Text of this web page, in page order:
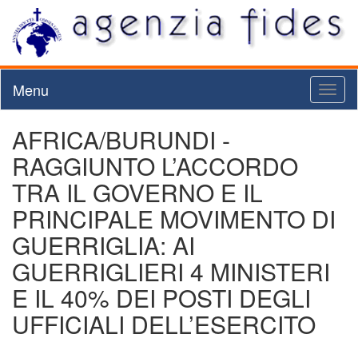
Menu
AFRICA/BURUNDI -
RAGGIUNTO L’ACCORDO
TRA IL GOVERNO E IL
PRINCIPALE MOVIMENTO DI
GUERRIGLIA: AI
GUERRIGLIERI 4 MINISTERI
E IL 40% DEI POSTI DEGLI
UFFICIALI DELL’ESERCITO